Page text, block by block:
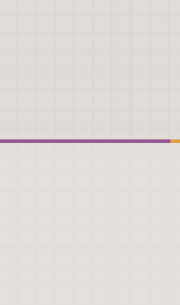
sokszínű